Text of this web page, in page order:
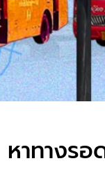
หาทางร